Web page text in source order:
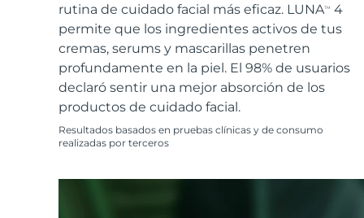
rutina de cuidado facial más eficaz. LUNATM
4
permite que los ingredientes activos de tus
cremas, serums y mascarillas penetren
profundamente en la piel. El 98% de usuarios
declaró sentir una mejor absorción de los
productos de cuidado facial.
Resultados basados en pruebas clínicas y de consumo
realizadas por terceros
All acne treatment devices
All revitalizing eye massagers
Cuidado de la piel KIWI™
Advanced pore care essentials
Serum
For healthy hair
issa™ Teeth Whitening Gel
18% PAP
Cosméticos Hombres
Comprar todo